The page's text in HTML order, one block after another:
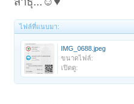
ไฟล์ที่แนบมา:
IMG_0688.jpeg
ขนาดไฟล์:
เปิดดู: